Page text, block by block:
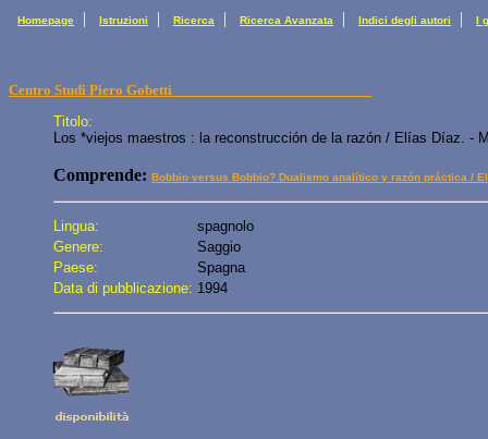
Homepage | Istruzioni | Ricerca | Ricerca Avanzata | Indici degli autori | I
Centro Studi Piero Gobetti
Titolo:
Los *viejos maestros : la reconstrucción de la razón / Elías Díaz. -
Comprende: Bobbio versus Bobbio? Dualismo analítico y razón práctica /
Lingua:
spagnolo
Genere:
Saggio
Paese:
Spagna
Data di pubblicazione: 1994